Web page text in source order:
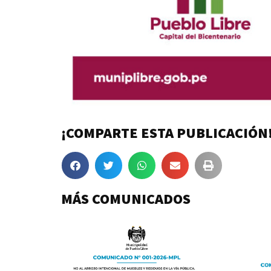
¡COMPARTE ESTA
MÁS COMUNICADOS